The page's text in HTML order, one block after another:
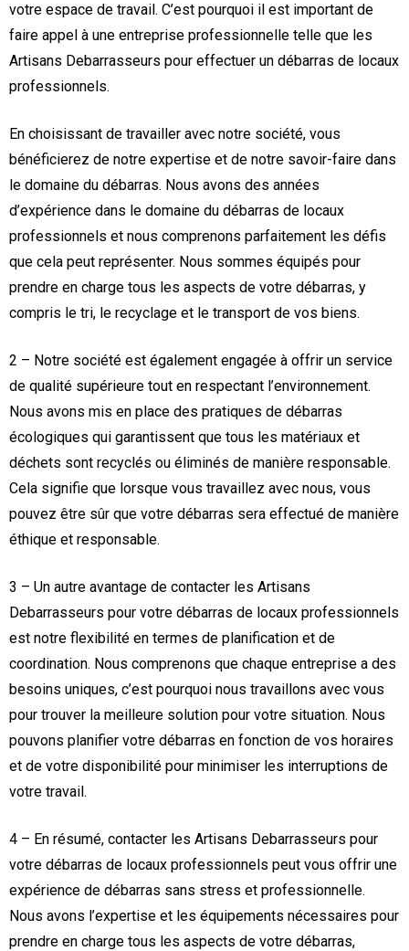
votre espace de travail. C’est pourquoi il est important de
faire appel à une entreprise professionnelle telle que les
Artisans Debarrasseurs pour effectuer un débarras de locaux
professionnels.
En choisissant de travailler avec notre société, vous
bénéficierez de notre expertise et de notre savoir-faire dans
le domaine du débarras. Nous avons des années
d’expérience dans le domaine du débarras de locaux
professionnels et nous comprenons parfaitement les défis
que cela peut représenter. Nous sommes équipés pour
prendre en charge tous les aspects de votre débarras, y
compris le tri, le recyclage et le transport de vos biens.
2 – Notre société est également engagée à offrir un service
de qualité supérieure tout en respectant l’environnement.
Nous avons mis en place des pratiques de débarras
écologiques qui garantissent que tous les matériaux et
déchets sont recyclés ou éliminés de manière responsable.
Cela signifie que lorsque vous travaillez avec nous, vous
pouvez être sûr que votre débarras sera effectué de manière
éthique et responsable.
3 – Un autre avantage de contacter les Artisans
Debarrasseurs pour votre débarras de locaux professionnels
est notre flexibilité en termes de planification et de
coordination. Nous comprenons que chaque entreprise a des
besoins uniques, c’est pourquoi nous travaillons avec vous
pour trouver la meilleure solution pour votre situation. Nous
pouvons planifier votre débarras en fonction de vos horaires
et de votre disponibilité pour minimiser les interruptions de
votre travail.
4 – En résumé, contacter les Artisans Debarrasseurs pour
votre débarras de locaux professionnels peut vous offrir une
expérience de débarras sans stress et professionnelle.
Nous avons l’expertise et les équipements nécessaires pour
prendre en charge tous les aspects de votre débarras,